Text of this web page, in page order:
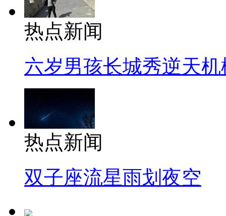
热点新闻
六岁男孩长城秀逆天机
热点新闻
双子座流星雨划夜空